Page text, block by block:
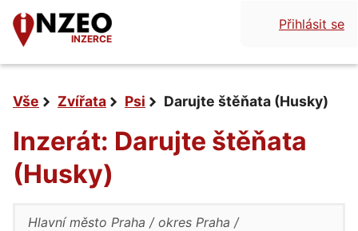
INZERCE
Přihlásit se
Vše Zvířata Psi Darujte štěňata (Husky)
Inzerát: Darujte štěňata
(Husky)
Hlavní město Praha
okres Praha